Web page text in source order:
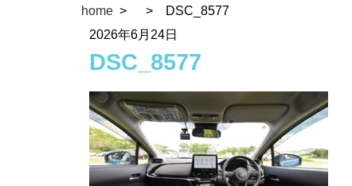
home
DSC_8577
2026年6月24日
DSC_8577